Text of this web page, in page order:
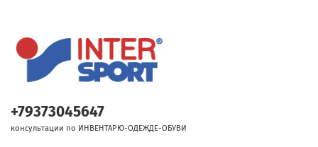
+79373045647
консультации по ИНВЕНТАРЮ-ОДЕЖДЕ-ОБУВИ